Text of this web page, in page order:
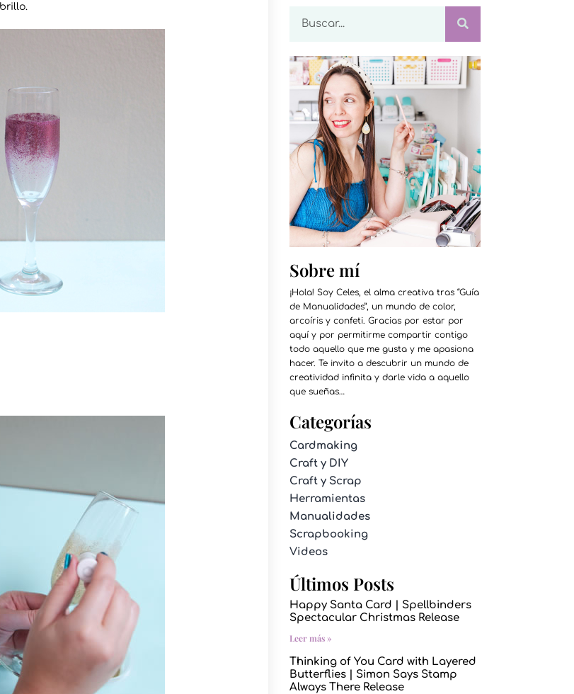
Sobre mí
¡Hola! Soy Celes, el alma creativa tras “Guía
de Manualidades”, un mundo de color,
arcoíris y confeti. Gracias por estar por
aquí y por permitirme compartir contigo
todo aquello que me gusta y me apasiona
hacer. Te invito a descubrir un mundo de
creatividad infinita y darle vida a aquello
que sueñas…
Categorías
Cardmaking
Craft y DIY
Craft y Scrap
Herramientas
Manualidades
Scrapbooking
Videos
Últimos Posts
Happy Santa Card | Spellbinders
Spectacular Christmas Release
Leer más »
Thinking of You Card with Layered
Butterflies | Simon Says Stamp
Always There Release